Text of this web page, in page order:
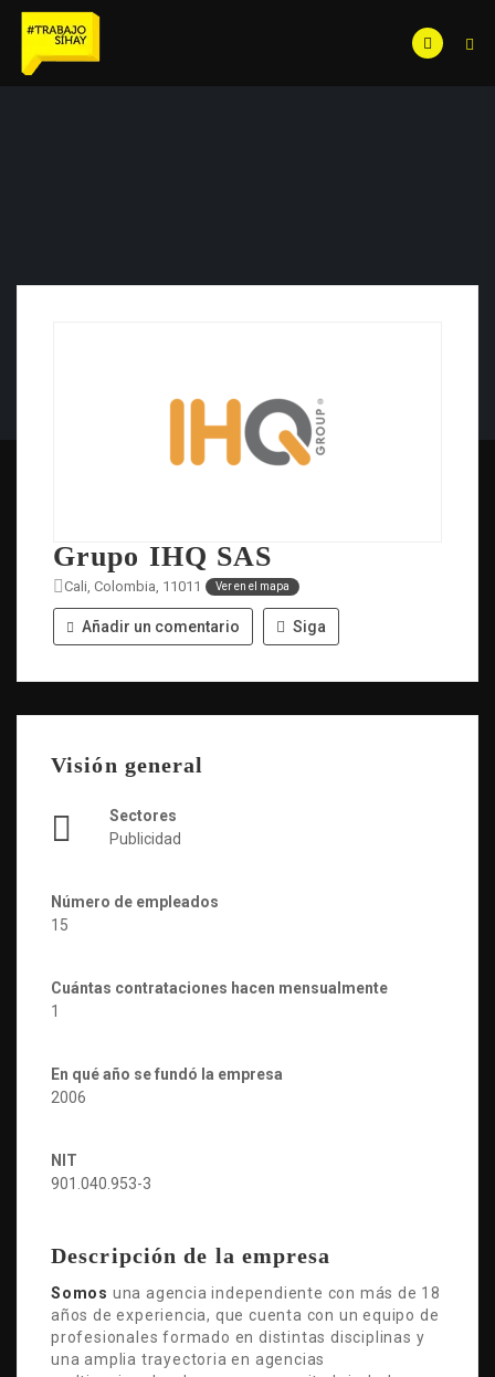
Grupo IHQ SAS
Cali, Colombia, 11011 Ver en el mapa
Añadir un comentario Siga
Visión general
Sectores
Publicidad
Número de empleados
15
Cuántas contrataciones hacen mensualmente
1
En qué año se fundó la empresa
2006
NIT
901.040.953-3
Descripción de la empresa
Somos una agencia independiente con más de 18
años de experiencia, que cuenta con un equipo de
profesionales formado en distintas disciplinas y
una amplia trayectoria en agencias